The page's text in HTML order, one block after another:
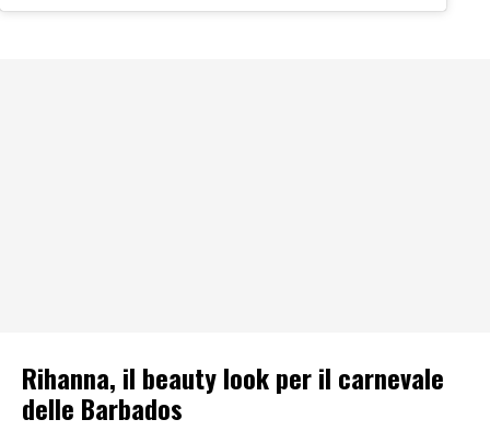
Rihanna, il beauty look per il carnevale
delle Barbados